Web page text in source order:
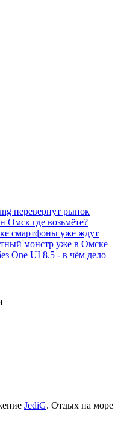
перевернут рынок
Омск где возьмёте?
смартфоны уже ждут
монстр уже в Омске
One UI 8.5 - в чём дело
JediG. Отдых на море